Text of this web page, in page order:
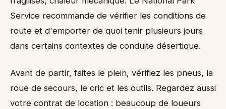
Service recommande de vérifier les conditions de
route et d'emporter de quoi tenir plusieurs jours
dans certains contextes de conduite désertique.
Avant de partir, faites le plein, vérifiez les pneus, la
roue de secours, le cric et les outils. Regardez aussi
votre contrat de location : beaucoup de loueurs